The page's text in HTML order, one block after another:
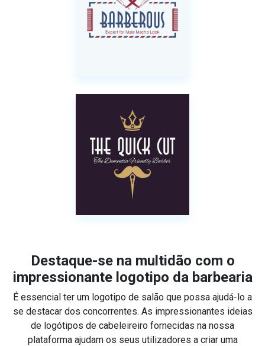
Destaque-se na multidão com o
impressionante logotipo da barbearia
É essencial ter um logotipo de salão que possa ajudá-lo a
se destacar dos concorrentes. As impressionantes ideias
de logótipos de cabeleireiro fornecidas na nossa
plataforma ajudam os seus utilizadores a criar uma